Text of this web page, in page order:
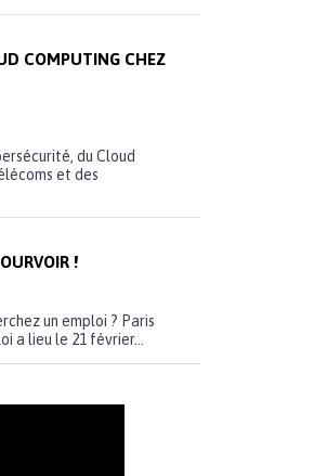
COMPUTING CHEZ
du Cloud
et des
!
un emploi ? Paris
a lieu le 21 février...